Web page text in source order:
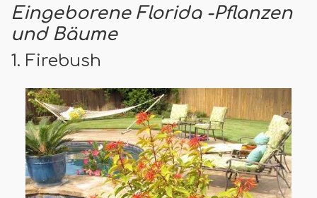
Eingeborene Florida -Pflanzen
und Bäume
1. Firebush